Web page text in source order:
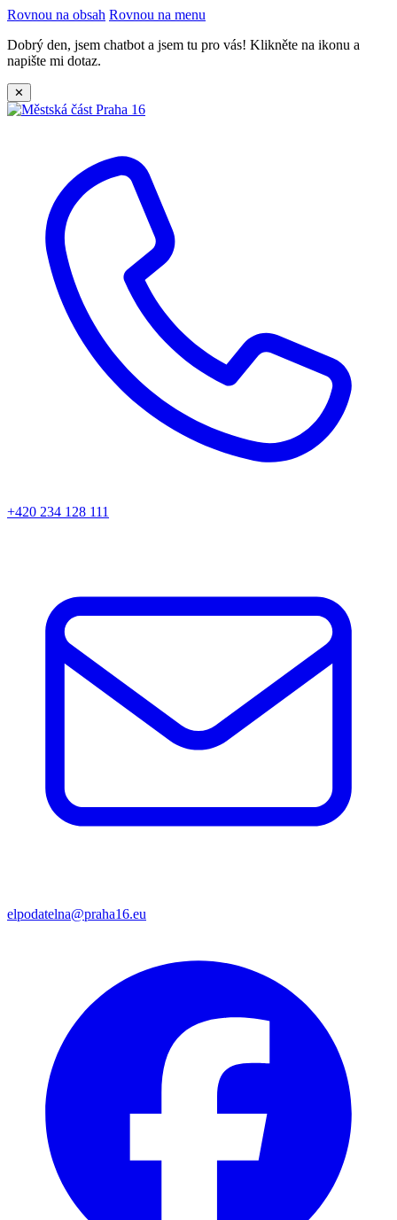
Rovnou na obsah Rovnou na menu
Dobrý den, jsem chatbot a jsem tu pro vás! Klikněte na ikonu a
napište mi dotaz.
✕
+420 234 128 111
elpodatelna@praha16.eu